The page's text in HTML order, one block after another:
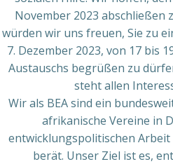
November 2023 abschließen
würden wir uns freuen, Sie zu
7. Dezember 2023, von 17 bis
Austauschs begrüßen zu
steht allen
Wir als BEA sind ein
afrikanische Vereine in
entwicklungspolitischen
berät. Unser Ziel ist es,